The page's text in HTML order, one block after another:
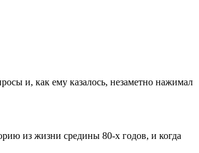
и, как ему казалось, незаметно нажимал
из жизни средины 80-х годов, и когда